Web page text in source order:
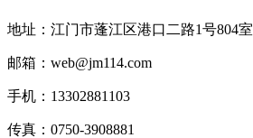
地址：江门市蓬江区港口二路1号804室
邮箱：web@jm114.com
手机：13302881103
传真：0750-3908881